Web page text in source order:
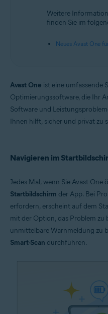
Weitere
finden Sie im
Neues Avast One
Avast One ist eine umfassende
Optimierungssoftware, die Ihr
Software und
Ihnen hilft, sicher und privat zu
Navigieren im
Jedes Mal, wenn Sie Avast One
Startbildschirm der App. Bei
erfordern, erscheint auf dem
mit der Option, das Problem zu
unmittelbare Warnmeldung zu
Smart-Scan durchführen.